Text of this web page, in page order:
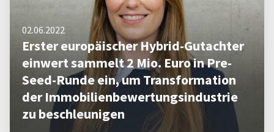
02.06.2022
Erster europäischer Hybrid-Gutachter
einwert sammelt 2 Mio. Euro in Pre-
Seed-Runde ein, um Transformation
der Immobilienbewertungsindustrie
zu beschleunigen